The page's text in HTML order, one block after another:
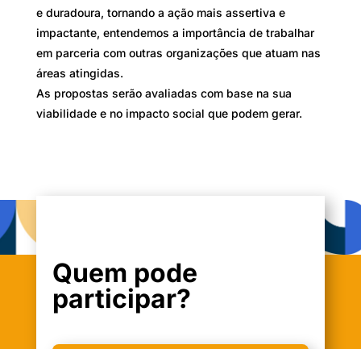
e duradoura, tornando a ação mais assertiva e
impactante, entendemos a importância de trabalhar
em parceria com outras organizações que atuam nas
áreas atingidas.
As propostas serão avaliadas com base na sua
viabilidade e no impacto social que podem gerar.
Quem pode
participar?